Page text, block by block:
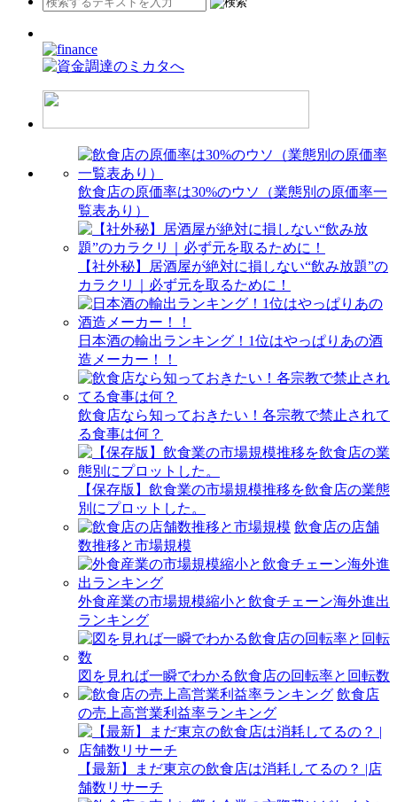
飲食店の原価率は30%のウソ（業態別の原価率一
覧表あり）
【社外秘】居酒屋が絶対に損しない“飲み放題”の
カラクリ｜必ず元を取るために！
日本酒の輸出ランキング！1位はやっぱりあの酒
造メーカー！！
飲食店なら知っておきたい！各宗教で禁止されて
る食事は何？
【保存版】飲食業の市場規模推移を飲食店の業態
別にプロットした。
飲食店の店舗
数推移と市場規模
外食産業の市場規模縮小と飲食チェーン海外進出
ランキング
図を見れば一瞬でわかる飲食店の回転率と回転数
飲食店
の売上高営業利益率ランキング
【最新】まだ東京の飲食店は消耗してるの？ |店
舗数リサーチ